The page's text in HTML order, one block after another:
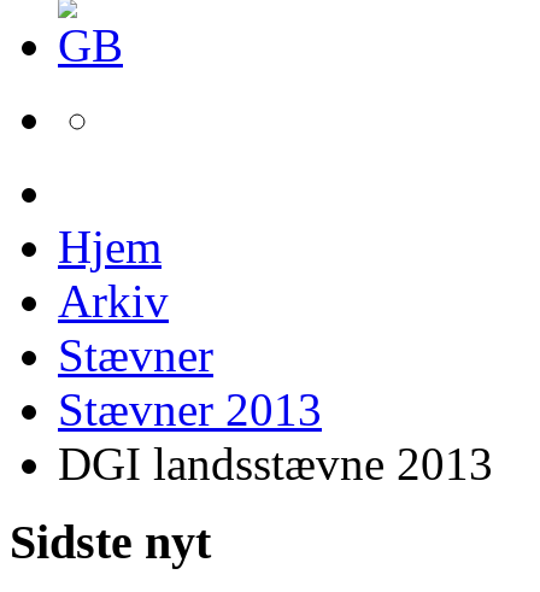
Hjem
Arkiv
Stævner
Stævner 2013
DGI landsstævne 2013
Sidste nyt